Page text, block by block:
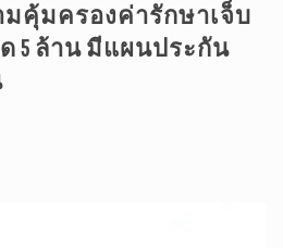
ามคุ้มครองค่ารักษาเจ็บ
5 ล้าน มีแผนประกัน